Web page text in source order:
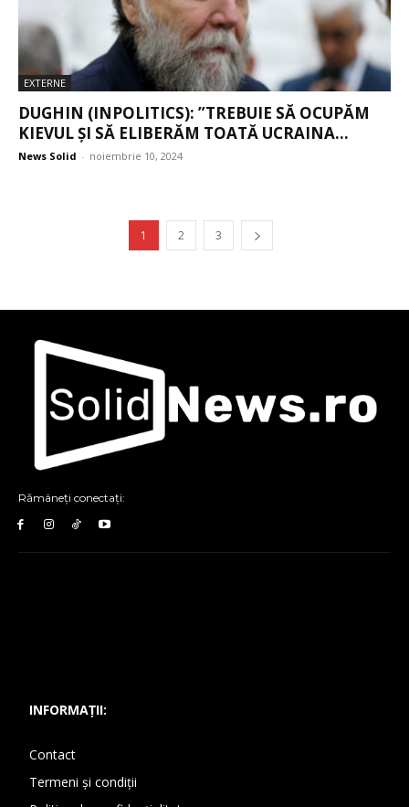
EXTERNE
DUGHIN (INPOLITICS): ”TREBUIE SĂ OCUPĂM
KIEVUL ȘI SĂ ELIBERĂM TOATĂ UCRAINA...
News Solid - noiembrie 10, 2024
1 2 3
Rămâneți conectați:
INFORMAȚII:
Contact
Termeni și condiții